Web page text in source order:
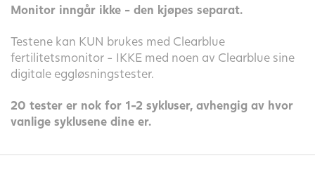
Monitor inngår ikke - den kjøpes separat.
Testene kan KUN brukes med Clearblue
fertilitetsmonitor - IKKE med noen av Clearblue sine
digitale eggløsningstester.
20 tester er nok for 1-2 sykluser, avhengig av hvor
vanlige syklusene dine er.